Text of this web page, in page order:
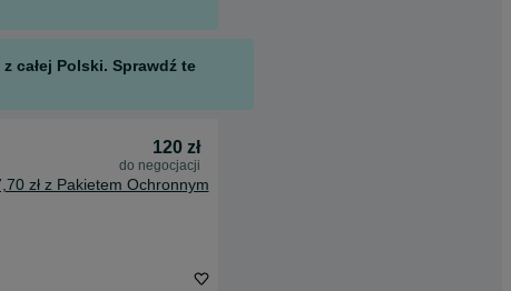
całej Polski. Sprawdź te
120 zł
do negocjacji
zł z Pakietem Ochronnym